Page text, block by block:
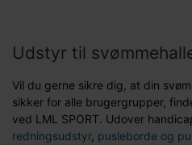
Udstyr til
Vil du gerne sikre dig, at din
sikker for alle brugergrupper,
ved LML SPORT. Udover
redningsudstyr, pusleborde og